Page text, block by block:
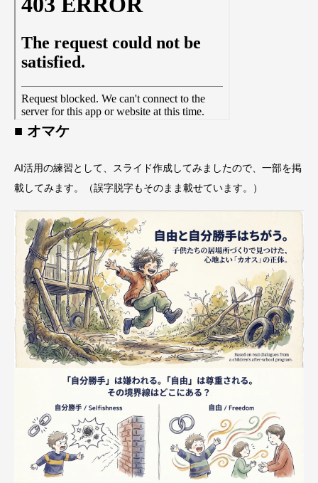
■ オマケ
AI活用の練習として、スライド作成してみましたので、一部を掲
載してみます。（誤字脱字もそのまま載せています。）